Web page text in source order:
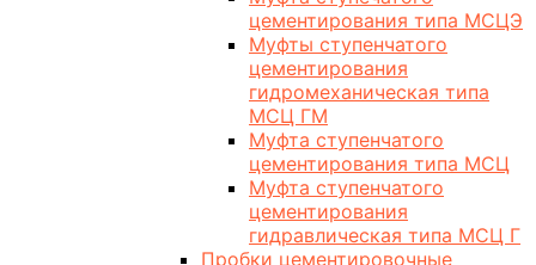
цементирования типа МСЦЭ
Муфты ступенчатого
цементирования
гидромеханическая типа
МСЦ ГМ
Муфта ступенчатого
цементирования типа МСЦ
Муфта ступенчатого
цементирования
гидравлическая типа МСЦ Г
Пробки цементировочные